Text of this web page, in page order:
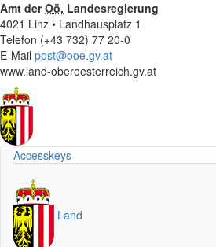
Amt derOö. Landesregierung
4021 Linz • Landhausplatz 1
Telefon (+43 732) 77 20-0
E-Mail post@ooe.gv.at
www.land-oberoesterreich.gv.at
Accesskeys
Land